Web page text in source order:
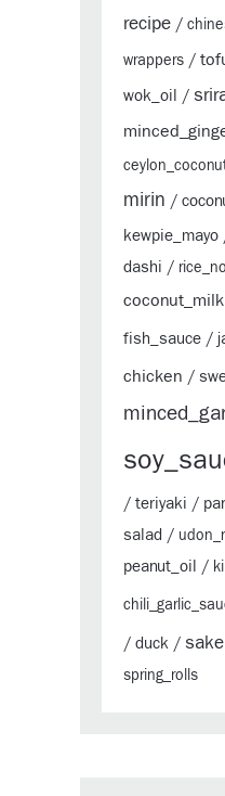
recipe /
wrappers /
wok_oil /
mirin /
kewpie_mayo
dashi /
coconut_milk
fish_sauce /
chicken /
/ teriyaki /
salad /
peanut_oil /
/ duck / sake
spring_rolls